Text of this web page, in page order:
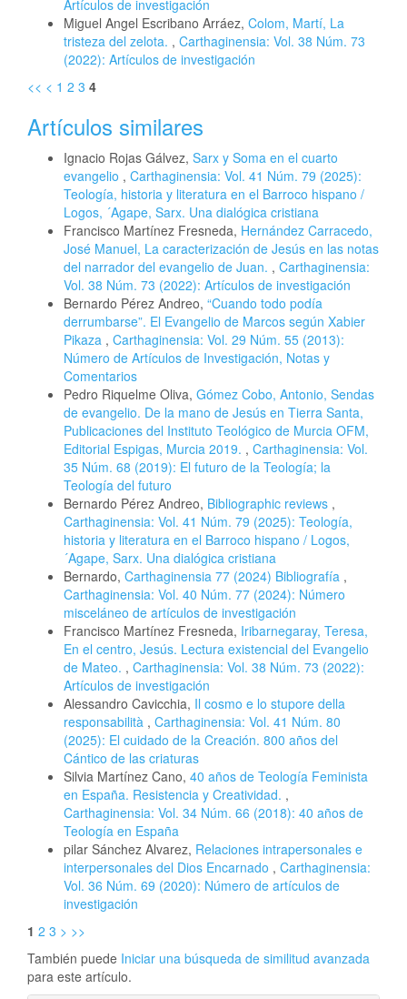
Artículos de investigación
Miguel Angel Escribano Arráez, Colom, Martí, La
tristeza del zelota. , Carthaginensia: Vol. 38 Núm. 73
(2022): Artículos de investigación
<< < 1 2 3 4
Artículos similares
Ignacio Rojas Gálvez, Sarx y Soma en el cuarto
evangelio , Carthaginensia: Vol. 41 Núm. 79 (2025):
Teología, historia y literatura en el Barroco hispano /
Logos, ´Agape, Sarx. Una dialógica cristiana
Francisco Martínez Fresneda, Hernández Carracedo,
José Manuel, La caracterización de Jesús en las notas
del narrador del evangelio de Juan. , Carthaginensia:
Vol. 38 Núm. 73 (2022): Artículos de investigación
Bernardo Pérez Andreo, “Cuando todo podía
derrumbarse”. El Evangelio de Marcos según Xabier
Pikaza , Carthaginensia: Vol. 29 Núm. 55 (2013):
Número de Artículos de Investigación, Notas y
Comentarios
Pedro Riquelme Oliva, Gómez Cobo, Antonio, Sendas
de evangelio. De la mano de Jesús en Tierra Santa,
Publicaciones del Instituto Teológico de Murcia OFM,
Editorial Espigas, Murcia 2019. , Carthaginensia: Vol.
35 Núm. 68 (2019): El futuro de la Teología; la
Teología del futuro
Bernardo Pérez Andreo, Bibliographic reviews ,
Carthaginensia: Vol. 41 Núm. 79 (2025): Teología,
historia y literatura en el Barroco hispano / Logos,
´Agape, Sarx. Una dialógica cristiana
Bernardo, Carthaginensia 77 (2024) Bibliografía ,
Carthaginensia: Vol. 40 Núm. 77 (2024): Número
misceláneo de artículos de investigación
Francisco Martínez Fresneda, Iribarnegaray, Teresa,
En el centro, Jesús. Lectura existencial del Evangelio
de Mateo. , Carthaginensia: Vol. 38 Núm. 73 (2022):
Artículos de investigación
Alessandro Cavicchia, Il cosmo e lo stupore della
responsabilità , Carthaginensia: Vol. 41 Núm. 80
(2025): El cuidado de la Creación. 800 años del
Cántico de las criaturas
Silvia Martínez Cano, 40 años de Teología Feminista
en España. Resistencia y Creatividad. ,
Carthaginensia: Vol. 34 Núm. 66 (2018): 40 años de
Teología en España
pilar Sánchez Alvarez, Relaciones intrapersonales e
interpersonales del Dios Encarnado , Carthaginensia:
Vol. 36 Núm. 69 (2020): Número de artículos de
investigación
1 2 3 > >>
También puede Iniciar una búsqueda de similitud avanzada
para este artículo.